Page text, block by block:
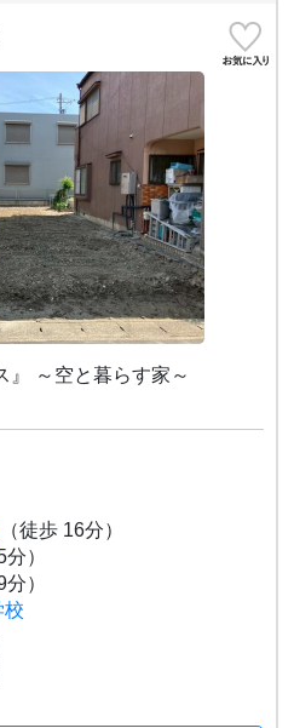
～空と暮らす家～
（徒歩 16分）
分）
分）
校